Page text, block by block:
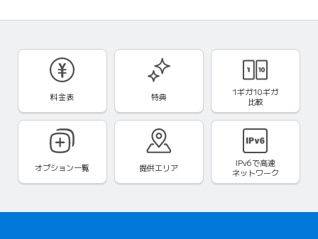
料金表 特典
1ギガ10ギガ
比較
オプション一覧 提供エリア IPv6で高速
ネットワーク